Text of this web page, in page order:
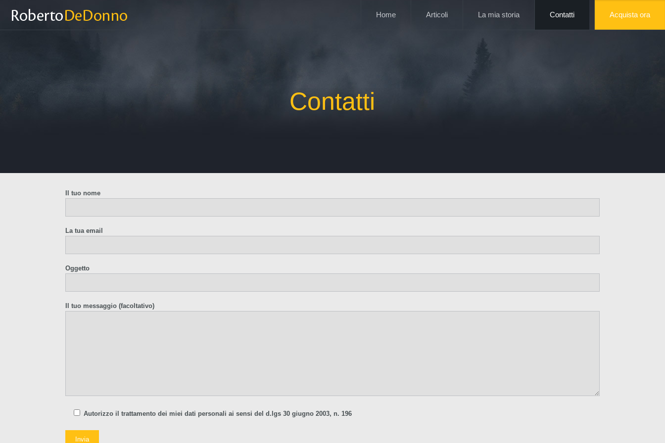
Home Articoli La mia storia Contatti Acquista ora
Contatti
Il tuo nome
La tua email
Oggetto
Il tuo messaggio (facoltativo)
Autorizzo il trattamento dei miei dati personali ai sensi del d.lgs 30 giugno 2003, n. 196